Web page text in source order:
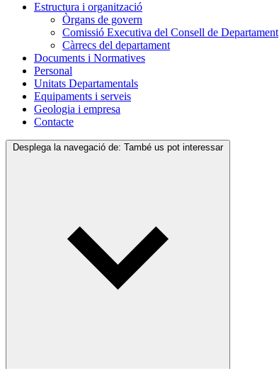
Estructura i organització
Òrgans de govern
Comissió Executiva del Consell de Departament
Càrrecs del departament
Documents i Normatives
Personal
Unitats Departamentals
Equipaments i serveis
Geologia i empresa
Contacte
Desplega la navegació de: També us pot interessar